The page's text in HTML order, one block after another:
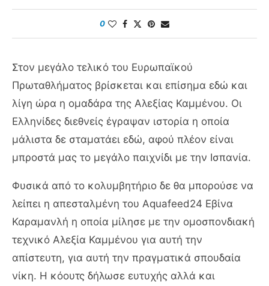
0
Στον μεγάλο τελικό του Ευρωπαϊκού
Πρωταθλήματος βρίσκεται και επίσημα εδώ και
λίγη ώρα η ομαδάρα της Αλεξίας Καμμένου. Οι
Ελληνίδες διεθνείς έγραψαν ιστορία η οποία
μάλιστα δε σταματάει εδώ, αφού πλέον είναι
μπροστά μας το μεγάλο παιχνίδι με την Ισπανία.
Φυσικά από το κολυμβητήριο δε θα μπορούσε να
λείπει η απεσταλμένη του Aquafeed24 Εβίνα
Καραμανλή η οποία μίλησε με την ομοσπονδιακή
τεχνικό Αλεξία Καμμένου για αυτή την
απίστευτη, για αυτή την πραγματικά σπουδαία
νίκη. Η κόουτς δήλωσε ευτυχής αλλά και